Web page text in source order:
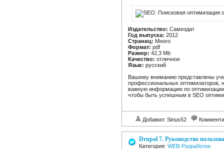
Издательство: Самиздат
Год выпуска: 2012
Страниц: Много
Формат: pdf
Размер: 42,3 Mb
Качество: отличное
Язык: русский
Вашему вниманию представлены
профессиональных оптимизаторов,
важную информацию по оптимизации
чтобы быть успешным в SEO
Добавил: Sirius52
Drupal 7. Руководство
Категория: WEB-Разработки